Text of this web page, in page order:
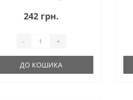
242 грн.
- +
ДО КОШИКА